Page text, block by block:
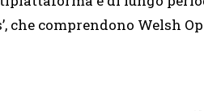
che comprendono Welsh